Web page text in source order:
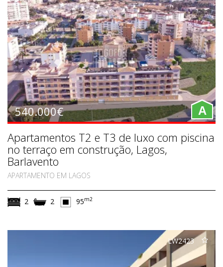
540.000€ A
Apartamentos T2 e T3 de luxo com piscina
no terraço em construção, Lagos,
Barlavento
APARTAMENTO EM LAGOS
2 2 95m2
LW2423